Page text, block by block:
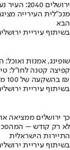
ירושלים 2040: העיר נערכת ל- 1.5 מליון תושבים
מנכ"לית העירייה
הבא
בשיתוף עיריית
שופינג, אמנות
קפיצה קטנה לחו"ל:
בהשקעה של 100 מיליון ₪
בשיתוף עיריית
כך ירושלים ממציאה
לא רק קודש –
התיירות הישראלית
בשיתוף עיריית